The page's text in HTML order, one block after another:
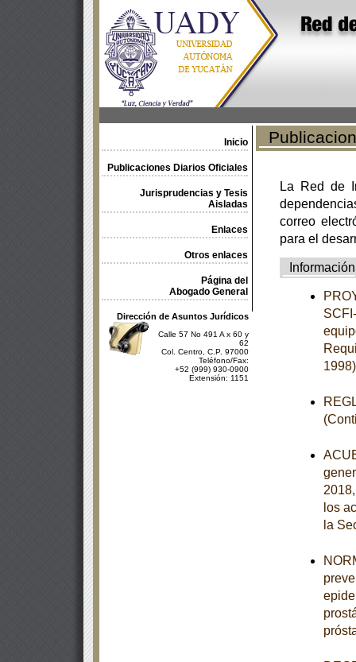
Inicio
Publicaciones Diarios Oficiales
Jurisprudencias y Tesis
Aisladas
Enlaces
Otros enlaces
Página del
Abogado General
Dirección de Asuntos Jurídicos
Calle 57 No 491 A x 60 y
62
Col. Centro, C.P. 97000
Teléfono/Fax:
+52 (999) 930-0900
Extensión: 1151
La Red de
correo
para el
Información
los
la